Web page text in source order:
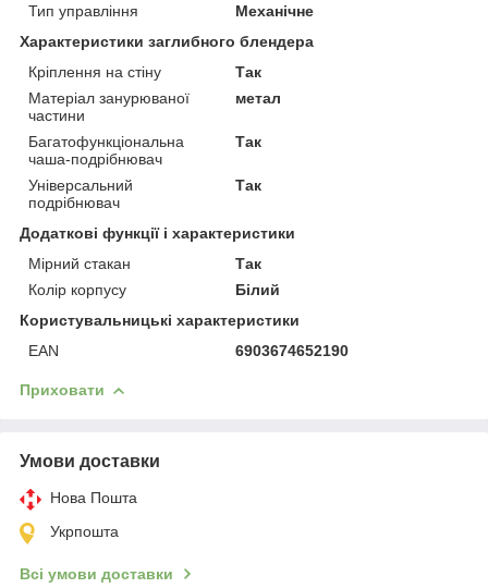
Тип управління
Механічне
Характеристики заглибного блендера
Кріплення на стіну
Так
Матеріал занурюваної
частини
метал
Багатофункціональна
чаша-подрібнювач
Так
Універсальний
подрібнювач
Так
Додаткові функції і характеристики
Мірний стакан
Так
Колір корпусу
Білий
Користувальницькі характеристики
EAN
6903674652190
Приховати
Умови доставки
Нова Пошта
Укрпошта
Всі умови доставки